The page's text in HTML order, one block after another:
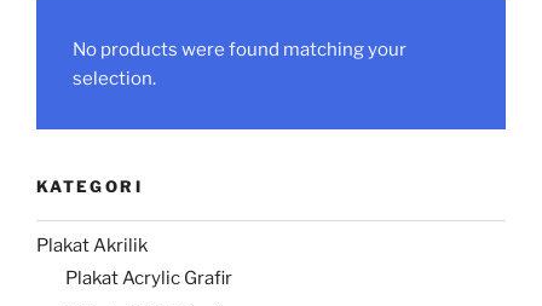
No products were found matching your
selection.
KATEGORI
Plakat Akrilik
Plakat Acrylic Grafir